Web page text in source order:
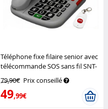
Téléphone fixe filaire senior avec
télécommande SOS sans fil SNT-
Simvalley Communications
79,90€ Prix conseillé
49,99€